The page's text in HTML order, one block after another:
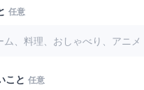
任意
こと 任意